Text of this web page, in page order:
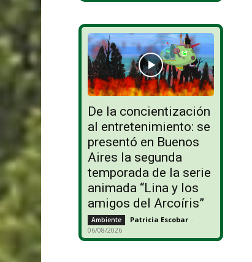
De la concientización
al entretenimiento: se
presentó en Buenos
Aires la segunda
temporada de la serie
animada “Lina y los
amigos del Arcoíris”
Ambiente Patricia Escobar -
06/08/2026